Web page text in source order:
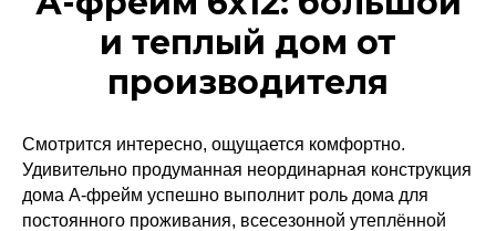
и теплый дом от
производителя
Смотрится интересно, ощущается комфортно.
Удивительно продуманная неординарная конструкция
дома А-фрейм успешно выполнит роль дома для
постоянного проживания, всесезонной утеплённой